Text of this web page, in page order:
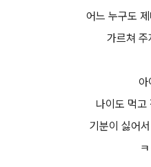
어느 누구도
가르쳐 주
아
나이도 먹고
기분이 싫어